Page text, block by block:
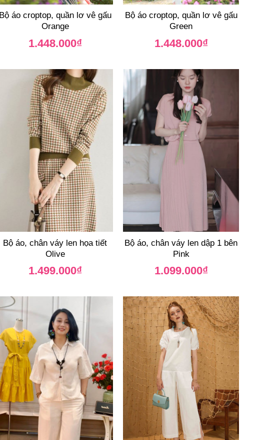
Bộ áo croptop, quần lơ vê gấu
Orange
1.448.000₫
Bộ áo croptop, quần lơ vê gấu
Green
1.448.000₫
Bộ áo, chân váy len họa tiết
Olive
1.499.000₫
Bộ áo, chân váy len dập 1 bên
Pink
1.099.000₫